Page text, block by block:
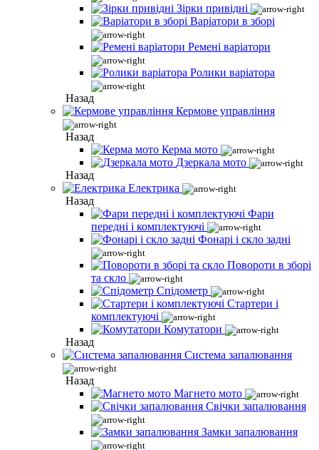
Зірки привідні
Варіатори в зборі
Ремені варіатори
Ролики варіатора
Назад
Кермове управління
Назад
Керма мото
Дзеркала мото
Назад
Електрика
Назад
Фари
передні і комплектуючі
Фонарі і скло задні
Повороти в зборі
та скло
Спідометр
Стартери і
комплектуючі
Комутатори
Назад
Система запалювання
Назад
Магнето мото
Свічки запалювання
Замки запалювання